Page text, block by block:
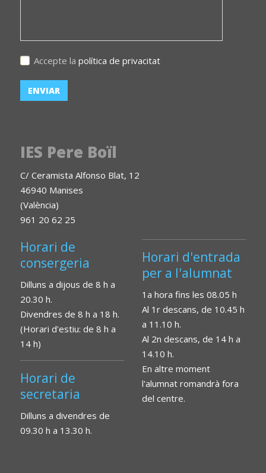
Accepte la política de privacitat
IES Pere Boïl
C/ Ceramista Alfonso Blat, 12
46940 Manises
(València)
961 20 62 25
Horari de
consergeria
Dilluns a dijous de 8 h a
20.30 h.
Divendres de 8 h a 18 h.
(Horari d'estiu: de 8 h a
14 h)
Horari de
secretaria
Dilluns a divendres de
09.30 h a 13.30 h.
Horari d'entrada
per a l'alumnat
1a hora fins les 08.05 h
Al 1r descans, de 10.45 h
a 11.10 h.
Al 2n descans, de 14 h a
14.10 h.
En altre moment
l'alumnat romandrà fora
del centre.